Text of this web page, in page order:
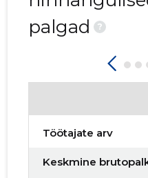
palgad
?
Töötajate arv
Keskmine